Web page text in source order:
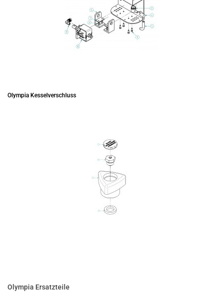
Olympia Kesselverschluss
Olympia Ersatzteile